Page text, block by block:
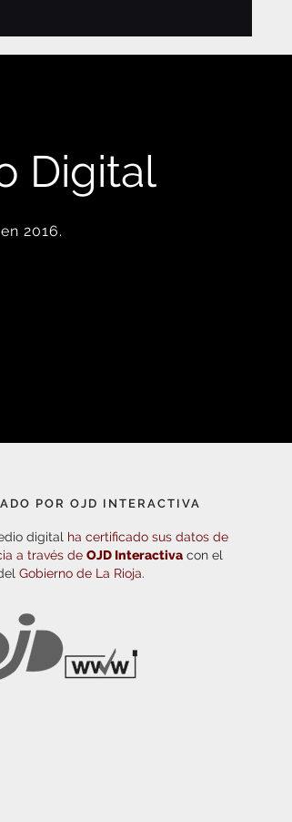
Digital
2016.
POR OJD INTERACTIVA
digital ha certificado sus datos de
a través deOJD Interactiva con el
Gobierno de La Rioja.